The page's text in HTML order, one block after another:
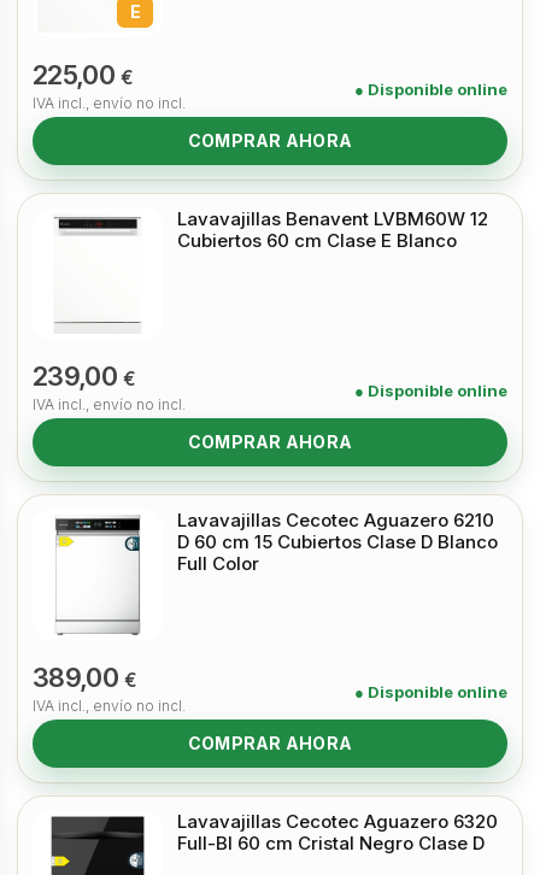
E
225,00€
IVA incl., envío no incl.
● Disponible online
COMPRAR AHORA
Lavavajillas Benavent LVBM60W 12
Cubiertos 60 cm Clase E Blanco
239,00€
IVA incl., envío no incl.
● Disponible online
COMPRAR AHORA
Lavavajillas Cecotec Aguazero 6210
D 60 cm 15 Cubiertos Clase D Blanco
Full Color
389,00€
IVA incl., envío no incl.
● Disponible online
COMPRAR AHORA
Lavavajillas Cecotec Aguazero 6320
Full-BI 60 cm Cristal Negro Clase D